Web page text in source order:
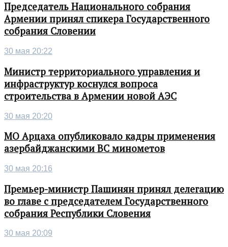
Председатель Национального собрания
Армении принял спикера Государственного
собрания Словении
30 мая 20:22
Министр территориального управления и
инфраструктур коснулся вопроса
строительства в Армении новой АЭС
30 мая 20:20
МО Арцаха опубликовало кадры применения
азербайджанскими ВС минометов
30 мая 20:16
Премьер-министр Пашинян принял делегацию
во главе с председателем Государственного
собрания Республики Словения
30 мая 20:09